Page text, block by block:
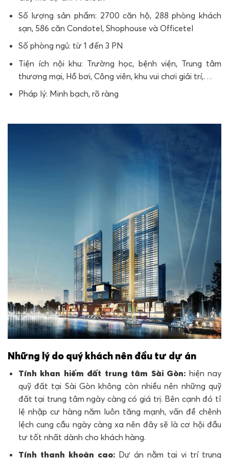
Số lượng sản phẩm: 2700 căn hộ, 288 phòng khách
sạn, 586 căn Condotel, Shophouse và Officetel
Số phòng ngủ: từ 1 đến 3 PN
Tiện ích nội khu: Trường học, bệnh viện, Trung tâm
thương mại, Hồ bơi, Công viên, khu vui chơi giải trí,…
Pháp lý: Minh bạch, rõ ràng
Những lý do quý khách nên đầu tư dự án
Tính khan hiếm đất trung tâm Sài Gòn: hiện nay
quỹ đất tại Sài Gòn không còn nhiều nên những quỹ
đất tại trung tâm ngày càng có giá trị. Bên cạnh đó tỉ
lệ nhập cư hàng năm luôn tăng mạnh, vấn đề chênh
lệch cung cầu ngày càng xa nên đây sẽ là cơ hội đầu
tư tốt nhất dành cho khách hàng.
Tính thanh khoản cao:Dự án nằm tại vị trí trung